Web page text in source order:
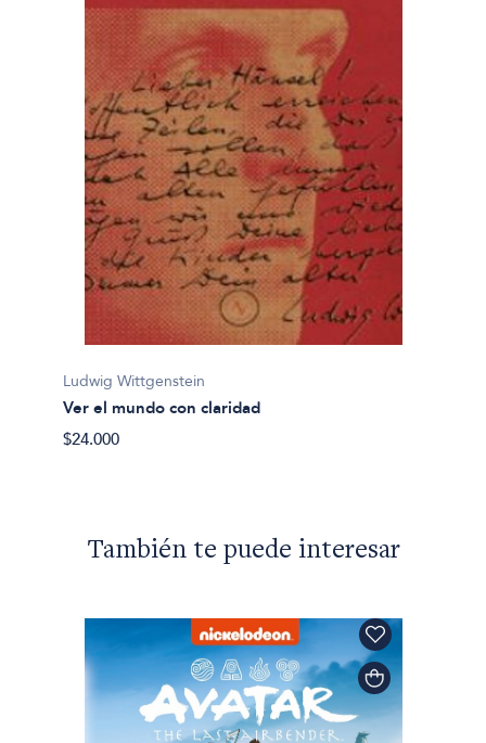
Ludwig Wittgenstein
Ver el mundo con claridad
$24.000
También te puede interesar